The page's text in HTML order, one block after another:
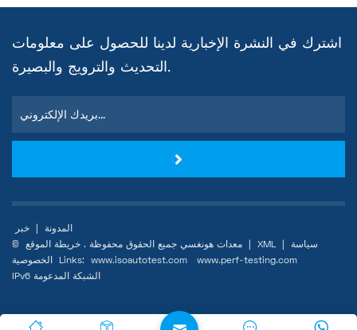
اشترك في النشرة الإخبارية لدينا للحصول على معلومات
التحديث والترويج والبصيرة.
المدونة
خبر
© معدات هونغسي جميع الحقوق محفوظة .
XML
سياسة
الخصوصية
Links: www.isoautotest.com
www.perf-testing.com
IPv6 الشبكة المدعومة